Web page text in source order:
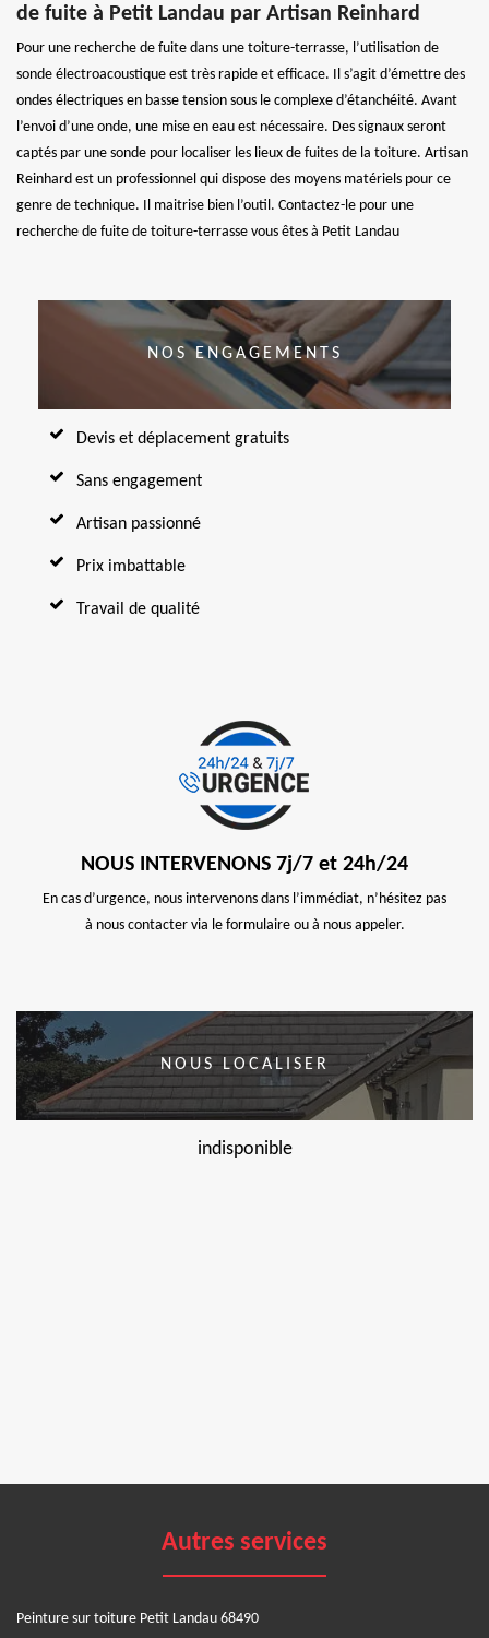
de fuite à Petit Landau par Artisan Reinhard
Pour une recherche de fuite dans une toiture-terrasse, l’utilisation de
sonde électroacoustique est très rapide et efficace. Il s’agit d’émettre des
ondes électriques en basse tension sous le complexe d’étanchéité. Avant
l’envoi d’une onde, une mise en eau est nécessaire. Des signaux seront
captés par une sonde pour localiser les lieux de fuites de la toiture. Artisan
Reinhard est un professionnel qui dispose des moyens matériels pour ce
genre de technique. Il maitrise bien l’outil. Contactez-le pour une
recherche de fuite de toiture-terrasse vous êtes à Petit Landau
NOS ENGAGEMENTS
Devis et déplacement gratuits
Sans engagement
Artisan passionné
Prix imbattable
Travail de qualité
NOUS INTERVENONS 7j/7 et 24h/24
En cas d’urgence, nous intervenons dans l’immédiat, n’hésitez pas
à nous contacter via le formulaire ou à nous appeler.
NOUS LOCALISER
indisponible
Autres services
Peinture sur toiture Petit Landau 68490